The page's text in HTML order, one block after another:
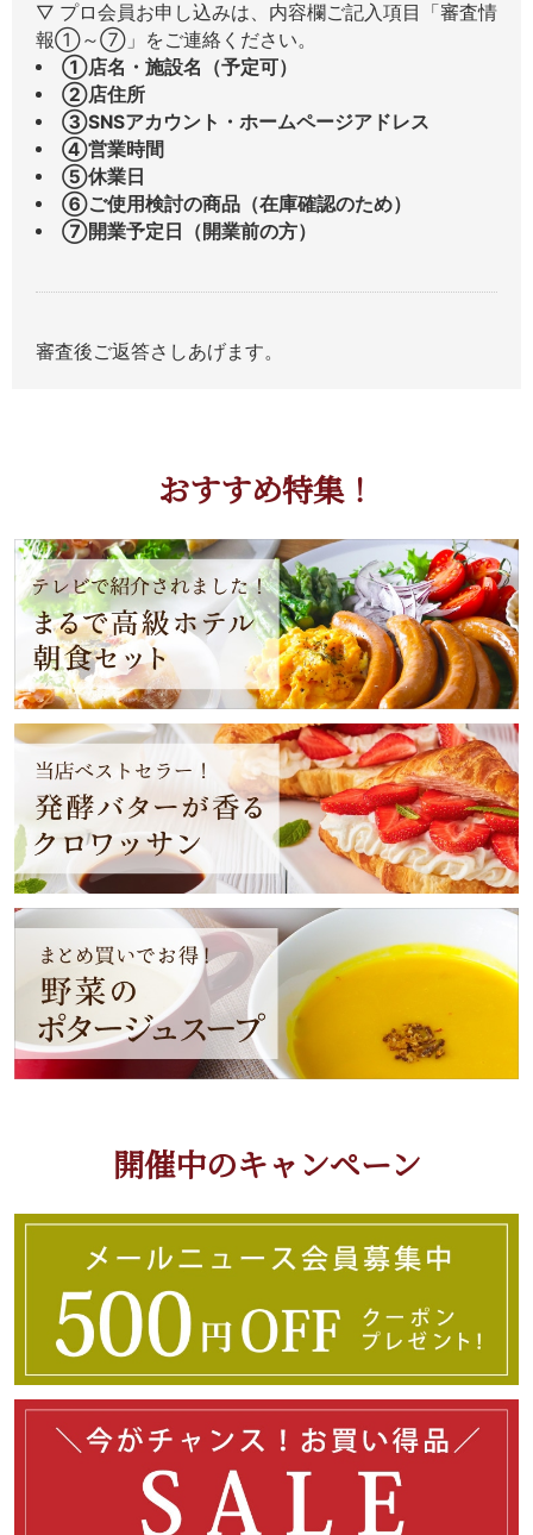
▽ プロ会員お申し込みは、内容欄ご記入項目「審査情
報①～⑦」をご連絡ください。
①店名・施設名（予定可）
②店住所
③SNSアカウント・ホームページアドレス
④営業時間
⑤休業日
⑥ご使用検討の商品（在庫確認のため）
⑦開業予定日（開業前の方）
審査後ご返答さしあげます。
おすすめ特集！
開催中のキャンペーン